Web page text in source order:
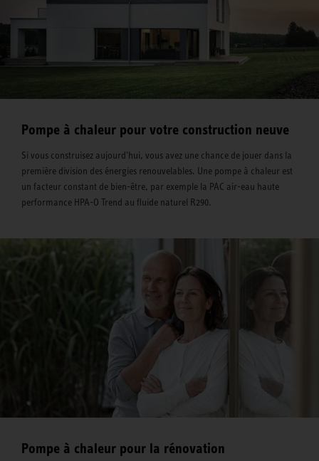
Pompe à chaleur pour votre construction neuve
Si vous construisez aujourd'hui, vous avez une chance de jouer dans la
première division des énergies renouvelables. Une pompe à chaleur est
un facteur constant de bien-être, par exemple la PAC air-eau haute
performance HPA-O Trend au fluide naturel R290.
Pompe à chaleur pour la rénovation